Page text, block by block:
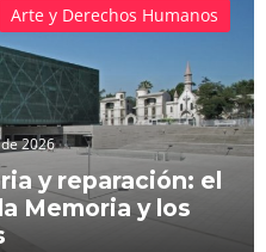
2026
y reparación: el
Memoria y los
Arte y Derechos Humanos